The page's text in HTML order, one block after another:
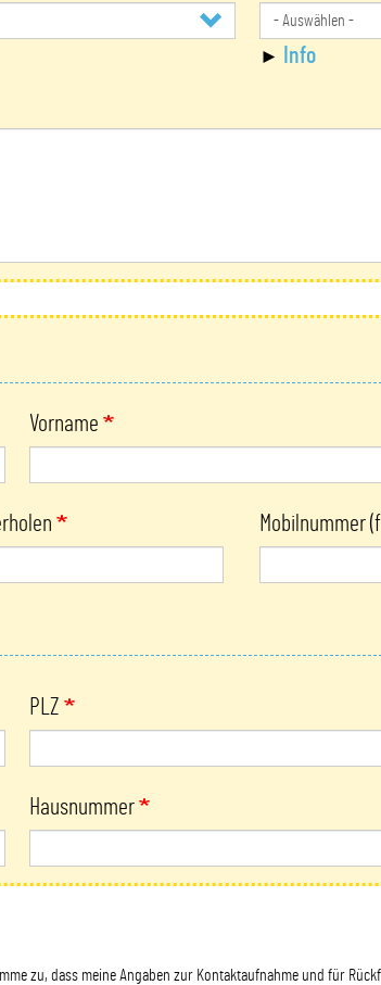
Info
Vorname
Mobilnummer
PLZ
Hausnummer
zu, dass meine Angaben zur Kontaktaufnahme und für